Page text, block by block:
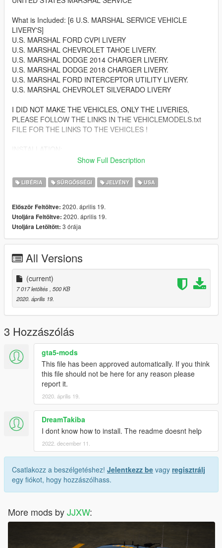
What is Included: [6 U.S. MARSHAL SERVICE VEHICLE
LIVERY'S]
U.S. MARSHAL FORD CVPI LIVERY
U.S. MARSHAL CHEVROLET TAHOE LIVERY.
U.S. MARSHAL DODGE 2014 CHARGER LIVERY.
U.S. MARSHAL DODGE 2018 CHARGER LIVERY.
U.S. MARSHAL FORD INTERCEPTOR UTILITY LIVERY.
U.S. MARSHAL CHEVROLET SILVERADO LIVERY
I DID NOT MAKE THE VEHICLES, ONLY THE LIVERIES,
PLEASE FOLLOW THE LINKS IN THE VEHICLEMODELS.txt
FILE FOR THE LINKS TO THE VEHICLES !
Grab the .dds files downloaded, place the vehicles into open IV
corresponding with that vehicle and click replace. Load the
vehicle into your server.
Once again please go to the VEHICLEMODELS.txt for links to
their vehicle models used.
TAHOE =
121-non-els-2020-police-chevy-tahoe-red-blue-blue-blue-
fivem-ready/
Vehicle Pack =
https://www.lcpdfr.com/downloads/gta5mods/vehiclemodels/24
461-non-els-charleston-county-sheriffs-office-pack-5-car/
- JJXW
Show Full Description
LIBÉRIA SŰRGŐSSÉGI JELVÉNY USA
Először Feltöltve: 2020. április 19.
Utoljára Feltöltve: 2020. április 19.
Utoljára Letöltött: 3 órája
All Versions
(current)
7 017 letöltés , 500 KB
2020. április 19.
3 Hozzászólás
gta5-mods
This file has been approved automatically. If you think
this file should not be here for any reason please
report it.
2020. április 19.
DreamTakiba
I dont know how to install. The readme doesnt help
2022. december 11.
Csatlakozz a beszélgetéshez! Jelentkezz be vagy regisztrálj
egy fiókot, hogy hozzászólhass.
More mods byJJXW: